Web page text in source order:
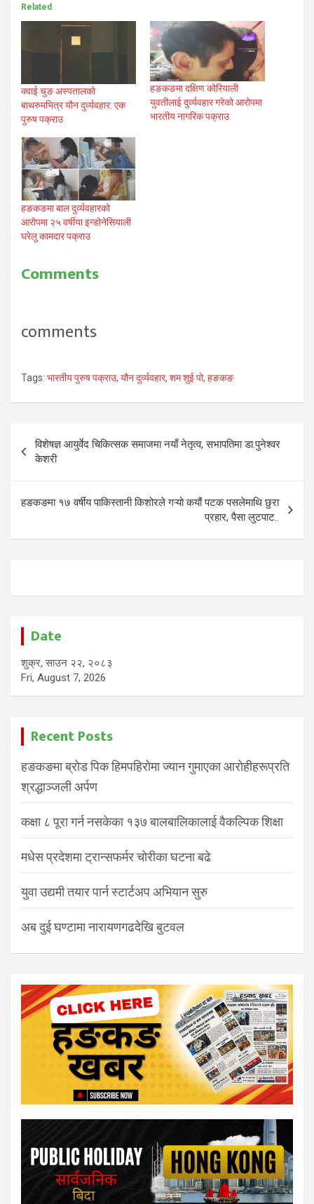
Related
क्वाई चुङ अस्पतालको
बाथरुमभित्र यौन दुर्व्यवहार: एक
पुरुष पक्राउ
हङकङमा दक्षिण कोरियाली
युवतीलाई दुर्व्यवहार गरेको आरोपमा
भारतीय नागरिक पक्राउ
हङकङमा बाल दुर्व्यवहारको
आरोपमा २५ वर्षीया इन्डोनेसियाली
घरेलु कामदार पक्राउ
Comments
comments
Tags: भारतीय पुरुष पक्राउ, यौन दुर्व्यवहार, शम शुई पो, हङकङ
Post
navigation
विशेषज्ञ आयुर्वेद चिकित्सक समाजमा नयाँ नेतृत्व, सभापतिमा डा.पुनेश्वर
केशरी
हङकङमा १७ वर्षीय पाकिस्तानी किशोरले गऱ्यो कयौं पटक पसलेमाथि छुरा
प्रहार, पैसा लुटपाट..
Date
शुक्र, साउन २२, २०८३
Fri, August 7, 2026
Recent Posts
हङकङमा ब्रोड पिक हिमपहिरोमा ज्यान गुमाएका आरोहीहरूप्रति
श्रद्धाञ्जली अर्पण
कक्षा ८ पूरा गर्न नसकेका १३७ बालबालिकालाई वैकल्पिक शिक्षा
मधेस प्रदेशमा ट्रान्सफर्मर चोरीका घटना बढे
युवा उद्यमी तयार पार्न स्टार्टअप अभियान सुरु
अब दुई घण्टामा नारायणगढदेखि बुटवल